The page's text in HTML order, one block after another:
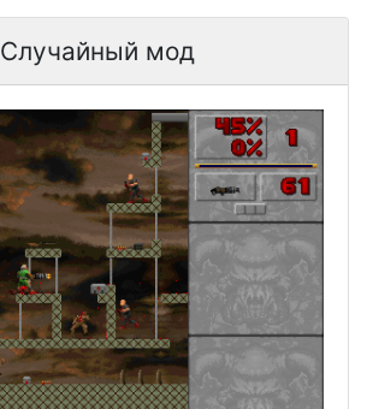
Случайный мод